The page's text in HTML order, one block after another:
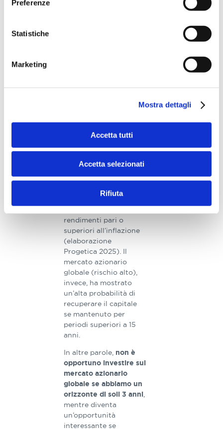
Preferenze
Statistiche
Marketing
Mostra dettagli
Accetta tutti
Accetta selezionati
Rifiuta
monetario (rischio
basso) ha dimostrato
recuperare il capitale
già nell’arco di 3 anni
su gran parte delle
rendimenti pari o
superiori all’inflazione
(elaborazione
Progetica 2025). Il
mercato azionario
globale (rischio alto),
invece, ha mostrato
un’alta probabilità di
recuperare il capitale
se mantenuto per
periodi superiori a 15
anni.
In altre parole, non è
opportuno investire sul
mercato azionario
globale se abbiamo un
orizzonte di soli 3 anni,
mentre diventa
un’opportunità
interessante se